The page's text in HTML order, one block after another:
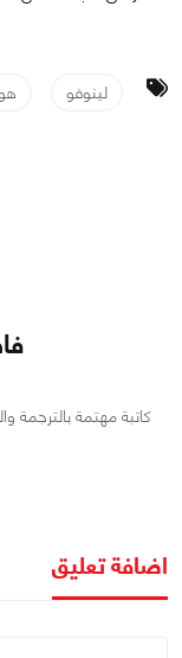
لينوفو
كاتبة مهتمة بالترجمة
اضافة تعليق